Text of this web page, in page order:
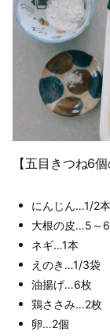
【五目きつね6個
にんじん…1/2本
大根の皮…5～
ネギ…1本
えのき…1/3袋
油揚げ…6枚
鶏ささみ…2枚
卵…2個